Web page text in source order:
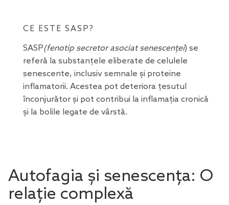
CE ESTE SASP?
SASP(fenotip secretor asociat senescenței) se
referă la substanțele eliberate de celulele
senescente, inclusiv semnale și proteine
inflamatorii. Acestea pot deteriora țesutul
înconjurător și pot contribui la inflamația cronică
și la bolile legate de vârstă.
Autofagia și senescența: O
relație complexă